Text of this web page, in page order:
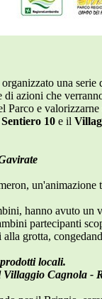
una serie
di azioni che
Parco e valorizzarne
Sentiero 10 e il
un'animazione
hanno avuto un
partecipanti
grotta,
locali.
Cagnola -